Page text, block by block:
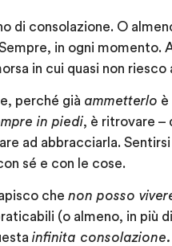
di consolazione. O
in ogni momento.
in cui quasi non riesco
perché già ammetterlo è
in piedi, è ritrovare –
ad abbracciarla.
sé e con le cose.
che non posso
(o almeno, in più
infinita consolazione.